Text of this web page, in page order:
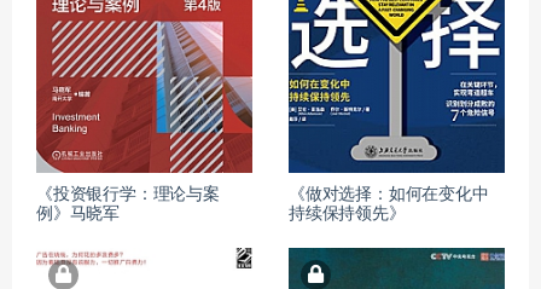
《投资银行学：理论与案
例》马晓军
《做对选择：如何在变化中
持续保持领先》